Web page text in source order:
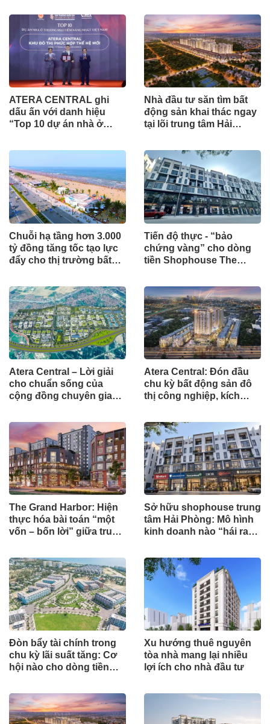
ATERA CENTRAL ghi
dấu ấn với danh hiệu
“Top 10 dự án nhà ở
nhất Việt Nam”
Nhà đầu tư săn tìm bất
động sản khai thác ngay
tại lõi trung tâm Hải
Chuỗi hạ tầng hơn 3.000
tỷ đồng tăng tốc tạo lực
đẩy cho thị trường bất
Tiến độ thực - “bảo
chứng vàng” cho dòng
tiền Shophouse The
Atera Central – Lời giải
cho chuẩn sống của
cộng đồng chuyên gia
Atera Central: Đón đầu
chu kỳ bất động sản đô
thị công nghiệp, kích
The Grand Harbor: Hiện
thực hóa bài toán “một
vốn – bốn lời” giữa trung
Sở hữu shophouse trung
tâm Hải Phòng: Mô hình
kinh doanh nào “hái ra
Đòn bẩy tài chính trong
chu kỳ lãi suất tăng: Cơ
hội nào cho dòng tiền
Xu hướng thuê nguyên
tòa nhà mang lại nhiều
lợi ích cho nhà đầu tư